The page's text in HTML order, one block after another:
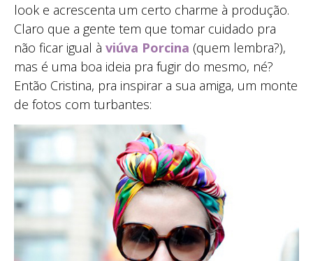
look e acrescenta um certo charme à produção.
Claro que a gente tem que tomar cuidado pra
não ficar igual à viúva Porcina (quem lembra?),
mas é uma boa ideia pra fugir do mesmo, né?
Então Cristina, pra inspirar a sua amiga, um monte
de fotos com turbantes: